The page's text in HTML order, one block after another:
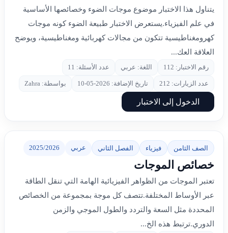
يتناول هذا الاختبار موضوع موجات الضوء وخصائصها الأساسية
في علم الفيزياء.يستعرض الاختبار طبيعة الضوء كونه موجات
كهرومغناطيسية تتكون من مجالات كهربائية ومغناطيسية، ويوضح
العلاقة العك...
رقم الاختبار: 112 اللغة: عربي عدد الأسئلة: 11
عدد الزيارات: 212 تاريخ الإضافة: 2026-05-10 بواسطة: Zahra
الدخول إلى الاختبار
الصف الثامن فيزياء الفصل الثاني عربي 2025/2026
خصائص الموجات
تعتبر الموجات من الظواهر الفيزيائية الهامة التي تنقل الطاقة
عبر الأوساط المختلفة.تتصف كل موجة بمجموعة من الخصائص
المحددة مثل السعة والتردد والطول الموجي والزمن
الدوري.ترتبط هذه الخ...